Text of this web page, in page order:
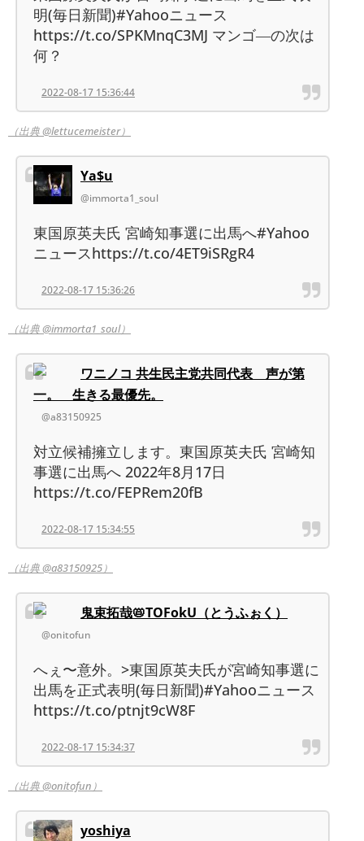
明(毎日新聞)#Yahooニュース
https://t.co/SPKMnqC3MJ マンゴ―の次は
何？
2022-08-17 15:36:44
（出典 @lettucemeister）
Ya$u
@immorta1_soul
東国原英夫氏 宮崎知事選に出馬へ#Yahoo
ニュースhttps://t.co/4ET9iSRgR4
2022-08-17 15:36:26
（出典 @immorta1_soul）
ワニノコ 共生民主党共同代表 声が第
一。 生きる最優先。
@a83150925
対立候補擁立します。東国原英夫氏 宮崎知
事選に出馬へ 2022年8月17日
https://t.co/FEPRem20fB
2022-08-17 15:34:55
（出典 @a83150925）
鬼束拓哉📛TOFokU（とうふぉく）
@onitofun
へぇ〜意外。>東国原英夫氏が宮崎知事選に
出馬を正式表明(毎日新聞)#Yahooニュース
https://t.co/ptnjt9cW8F
2022-08-17 15:34:37
（出典 @onitofun）
yoshiya